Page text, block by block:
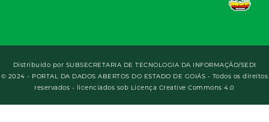
Distribuído por SUBSECRETARIA DE TECNOLOGIA DA INFORMAÇÃO/SEDI
© 2024 - PORTAL DA DADOS ABERTOS DO ESTADO DE GOIÁS - Todos os direitos
reservados - licenciados sob Licença Creative Commons 4.0